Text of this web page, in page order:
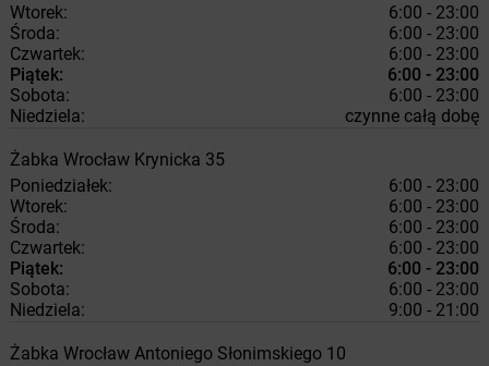
Wtorek:
6:00 - 23:00
Środa:
6:00 - 23:00
Czwartek:
6:00 - 23:00
Piątek:
6:00 - 23:00
Sobota:
6:00 - 23:00
Niedziela:
czynne całą dobę
Żabka Wrocław Krynicka 35
Poniedziałek:
6:00 - 23:00
Wtorek:
6:00 - 23:00
Środa:
6:00 - 23:00
Czwartek:
6:00 - 23:00
Piątek:
6:00 - 23:00
Sobota:
6:00 - 23:00
Niedziela:
9:00 - 21:00
Żabka Wrocław Antoniego Słonimskiego 10